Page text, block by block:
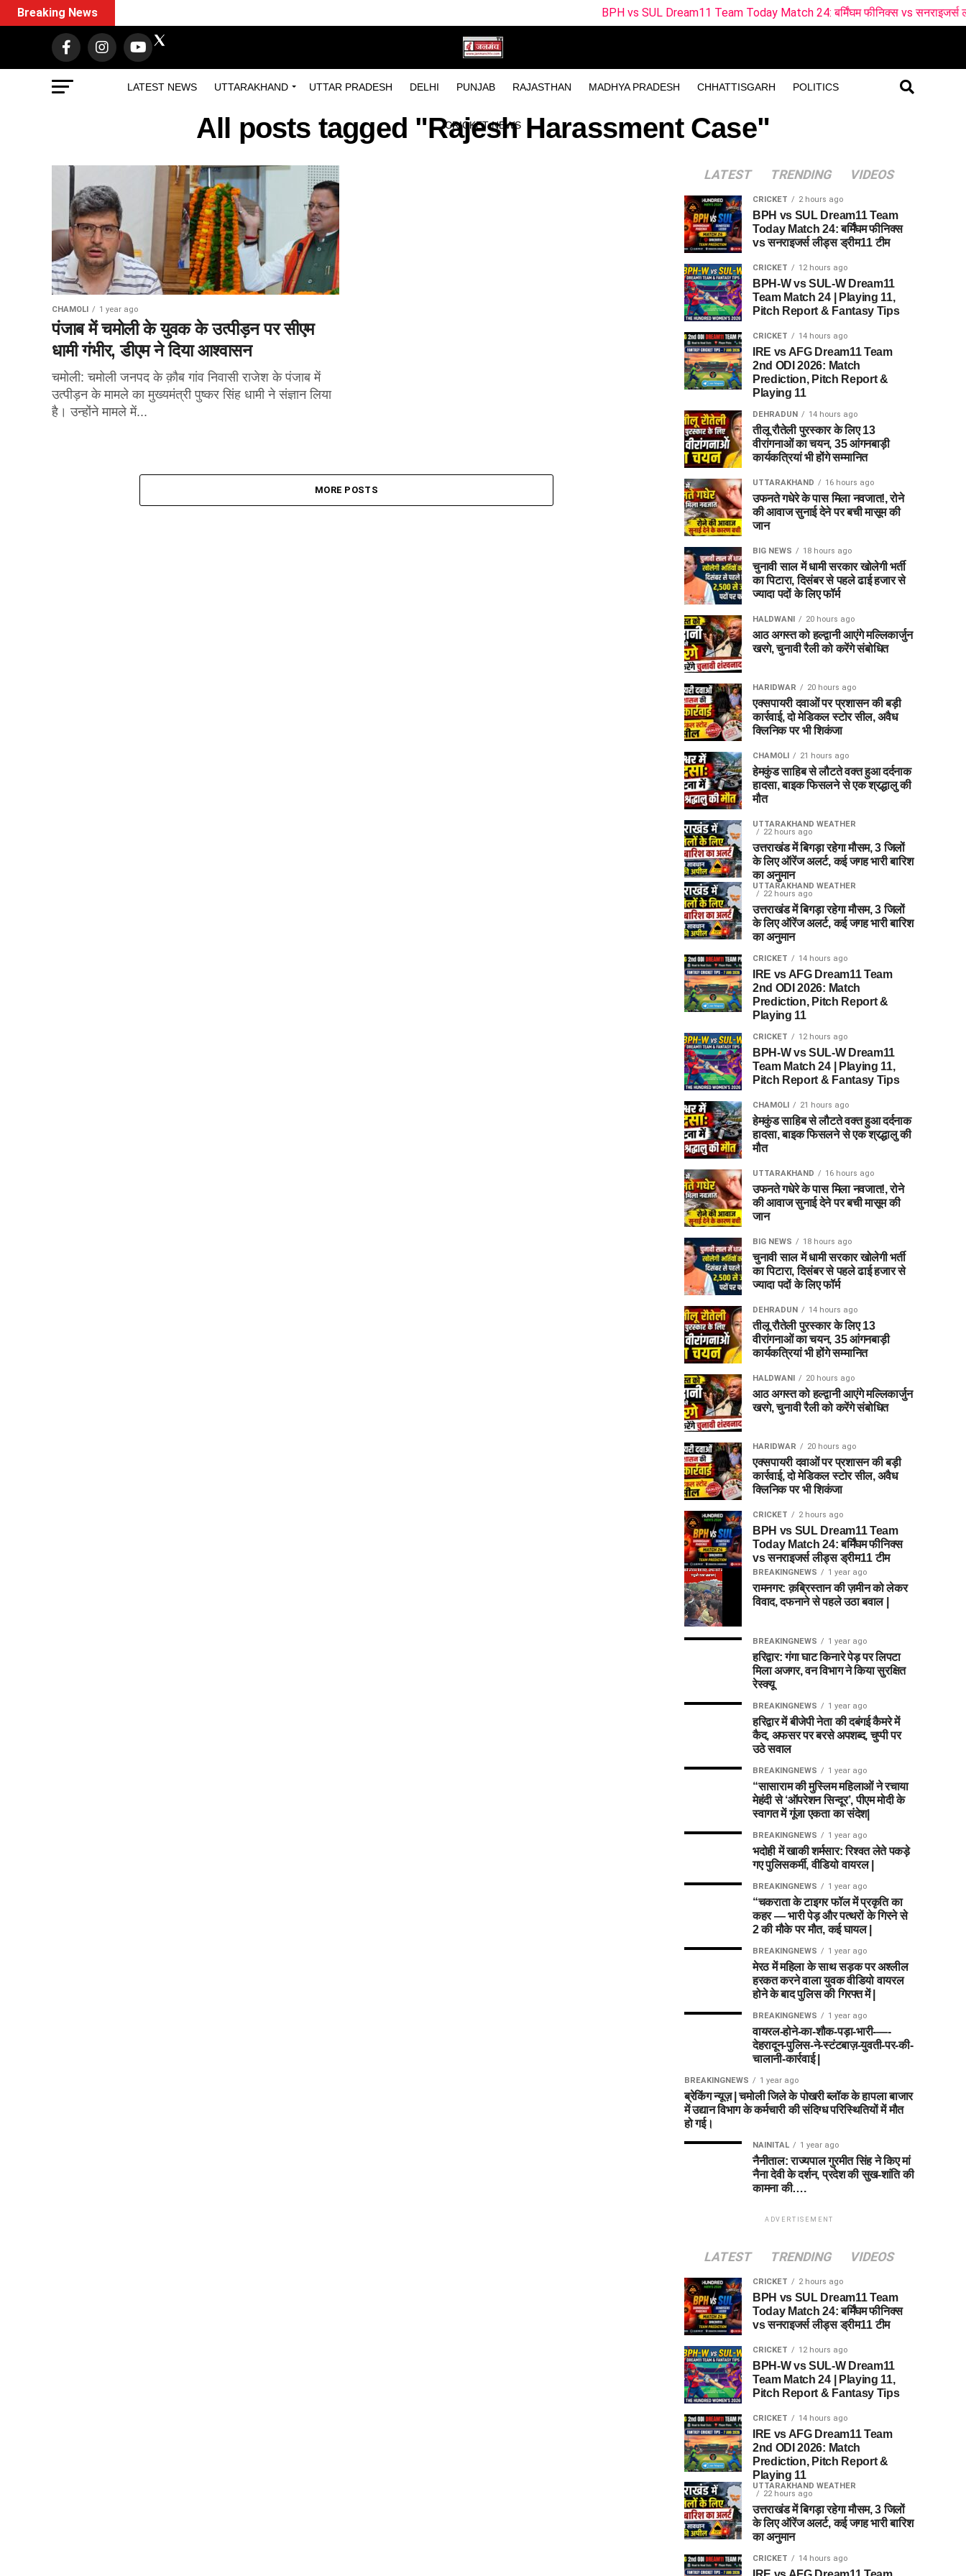
LATEST NEWS UTTARAKHAND UTTAR PRADESH DELHI PUNJAB RAJASTHAN MADHYA PRADESH CHHATTISGARH POLITICS
CRICKET NEWS
Breaking News BPH vs SUL Dream11 Team Today Match 24: बर्मिंघम फीनिक्स vs सनराइजर्स लीड्स ड्रीम11
All posts tagged "Rajesh Harassment Case"
CHAMOLI 1 year ago
पंजाब में चमोली के युवक के उत्पीड़न पर सीएम
धामी गंभीर, डीएम ने दिया आश्वासन
चमोली: चमोली जनपद के क़ौब गांव निवासी राजेश के पंजाब में
उत्पीड़न के मामले का मुख्यमंत्री पुष्कर सिंह धामी ने संज्ञान लिया
है। उन्होंने मामले में...
MORE POSTS
LATEST TRENDING VIDEOS
CRICKET 2 hours ago
BPH vs SUL Dream11 Team
Today Match 24: बर्मिंघम फीनिक्स
vs सनराइजर्स लीड्स ड्रीम11 टीम
CRICKET 12 hours ago
BPH-W vs SUL-W Dream11
Team Match 24 | Playing 11,
Pitch Report & Fantasy Tips
CRICKET 14 hours ago
IRE vs AFG Dream11 Team
2nd ODI 2026: Match
Prediction, Pitch Report &
Playing 11
DEHRADUN 14 hours ago
तीलू रौतेली पुरस्कार के लिए 13
वीरांगनाओं का चयन, 35 आंगनबाड़ी
कार्यकत्रियां भी होंगे सम्मानित
UTTARAKHAND 16 hours ago
उफनते गधेरे के पास मिला नवजात!, रोने
की आवाज सुनाई देने पर बची मासूम की
जान
BIG NEWS 18 hours ago
चुनावी साल में धामी सरकार खोलेगी भर्ती
का पिटारा, दिसंबर से पहले ढाई हजार से
ज्यादा पदों के लिए फॉर्म
HALDWANI 20 hours ago
आठ अगस्त को हल्द्वानी आएंगे मल्लिकार्जुन
खरगे, चुनावी रैली को करेंगे संबोधित
HARIDWAR 20 hours ago
एक्सपायरी दवाओं पर प्रशासन की बड़ी
कार्रवाई, दो मेडिकल स्टोर सील, अवैध
क्लिनिक पर भी शिकंजा
CHAMOLI 21 hours ago
हेमकुंड साहिब से लौटते वक्त हुआ दर्दनाक
हादसा, बाइक फिसलने से एक श्रद्धालु की
मौत
UTTARAKHAND WEATHER
22 hours ago
उत्तराखंड में बिगड़ा रहेगा मौसम, 3 जिलों
के लिए ऑरेंज अलर्ट, कई जगह भारी बारिश
का अनुमान
UTTARAKHAND WEATHER
22 hours ago
उत्तराखंड में बिगड़ा रहेगा मौसम, 3 जिलों
के लिए ऑरेंज अलर्ट, कई जगह भारी बारिश
का अनुमान
CRICKET 14 hours ago
IRE vs AFG Dream11 Team
2nd ODI 2026: Match
Prediction, Pitch Report &
Playing 11
CRICKET 12 hours ago
BPH-W vs SUL-W Dream11
Team Match 24 | Playing 11,
Pitch Report & Fantasy Tips
CHAMOLI 21 hours ago
हेमकुंड साहिब से लौटते वक्त हुआ दर्दनाक
हादसा, बाइक फिसलने से एक श्रद्धालु की
मौत
UTTARAKHAND 16 hours ago
उफनते गधेरे के पास मिला नवजात!, रोने
की आवाज सुनाई देने पर बची मासूम की
जान
BIG NEWS 18 hours ago
चुनावी साल में धामी सरकार खोलेगी भर्ती
का पिटारा, दिसंबर से पहले ढाई हजार से
ज्यादा पदों के लिए फॉर्म
DEHRADUN 14 hours ago
तीलू रौतेली पुरस्कार के लिए 13
वीरांगनाओं का चयन, 35 आंगनबाड़ी
कार्यकत्रियां भी होंगे सम्मानित
HALDWANI 20 hours ago
आठ अगस्त को हल्द्वानी आएंगे मल्लिकार्जुन
खरगे, चुनावी रैली को करेंगे संबोधित
HARIDWAR 20 hours ago
एक्सपायरी दवाओं पर प्रशासन की बड़ी
कार्रवाई, दो मेडिकल स्टोर सील, अवैध
क्लिनिक पर भी शिकंजा
CRICKET 2 hours ago
BPH vs SUL Dream11 Team
Today Match 24: बर्मिंघम फीनिक्स
vs सनराइजर्स लीड्स ड्रीम11 टीम
BREAKINGNEWS 1 year ago
रामनगर: क़ब्रिस्तान की ज़मीन को लेकर
विवाद, दफनाने से पहले उठा बवाल |
BREAKINGNEWS 1 year ago
हरिद्वार: गंगा घाट किनारे पेड़ पर लिपटा
मिला अजगर, वन विभाग ने किया सुरक्षित
रेस्क्यू
BREAKINGNEWS 1 year ago
हरिद्वार में बीजेपी नेता की दबंगई कैमरे में
कैद, अफसर पर बरसे अपशब्द, चुप्पी पर
उठे सवाल
BREAKINGNEWS 1 year ago
“सासाराम की मुस्लिम महिलाओं ने रचाया
मेहंदी से ‘ऑपरेशन सिन्दूर’, पीएम मोदी के
स्वागत में गूंजा एकता का संदेश|
BREAKINGNEWS 1 year ago
भदोही में खाकी शर्मसार: रिश्वत लेते पकड़े
गए पुलिसकर्मी, वीडियो वायरल |
BREAKINGNEWS 1 year ago
“चकराता के टाइगर फॉल में प्रकृति का
कहर — भारी पेड़ और पत्थरों के गिरने से
2 की मौके पर मौत, कई घायल |
BREAKINGNEWS 1 year ago
मेरठ में महिला के साथ सड़क पर अश्लील
हरकत करने वाला युवक वीडियो वायरल
होने के बाद पुलिस की गिरफ्त में |
BREAKINGNEWS 1 year ago
वायरल-होने-का-शौक-पड़ा-भारी-—-
देहरादून-पुलिस-ने-स्टंटबाज़-युवती-पर-की-
चालानी-कार्रवाई |
BREAKINGNEWS 1 year ago
ब्रेकिंग न्यूज़ | चमोली जिले के पोखरी ब्लॉक के हापला बाजार
में उद्यान विभाग के कर्मचारी की संदिग्ध परिस्थितियों में मौत
हो गई।
NAINITAL 1 year ago
नैनीताल: राज्यपाल गुरमीत सिंह ने किए मां
नैना देवी के दर्शन, प्रदेश की सुख-शांति की
कामना की….
ADVERTISEMENT
LATEST TRENDING VIDEOS
CRICKET 2 hours ago
BPH vs SUL Dream11 Team
Today Match 24: बर्मिंघम फीनिक्स
vs सनराइजर्स लीड्स ड्रीम11 टीम
CRICKET 12 hours ago
BPH-W vs SUL-W Dream11
Team Match 24 | Playing 11,
Pitch Report & Fantasy Tips
CRICKET 14 hours ago
IRE vs AFG Dream11 Team
2nd ODI 2026: Match
Prediction, Pitch Report &
Playing 11
UTTARAKHAND WEATHER
22 hours ago
उत्तराखंड में बिगड़ा रहेगा मौसम, 3 जिलों
के लिए ऑरेंज अलर्ट, कई जगह भारी बारिश
का अनुमान
CRICKET 14 hours ago